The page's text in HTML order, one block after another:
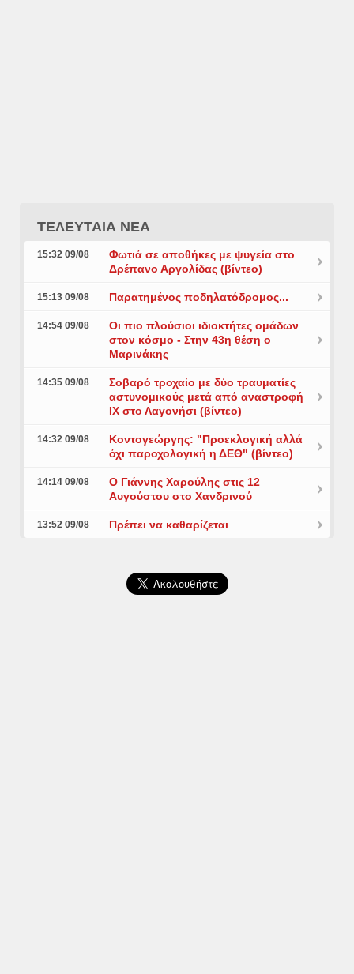
ΤΕΛΕΥΤΑΙΑ ΝΕΑ
15:32 09/08
Φωτιά σε αποθήκες με ψυγεία στο
Δρέπανο Αργολίδας (βίντεο)
15:13 09/08 Παρατημένος ποδηλατόδρομος...
14:54 09/08
Οι πιο πλούσιοι ιδιοκτήτες ομάδων
στον κόσμο - Στην 43η θέση ο
Μαρινάκης
14:35 09/08
Σοβαρό τροχαίο με δύο τραυματίες
αστυνομικούς μετά από αναστροφή
ΙΧ στο Λαγονήσι (βίντεο)
14:32 09/08
Κοντογεώργης: "Προεκλογική αλλά
όχι παροχολογική η ΔΕΘ" (βίντεο)
14:14 09/08
Ο Γιάννης Χαρούλης στις 12
Αυγούστου στο Χανδρινού
13:52 09/08 Πρέπει να καθαρίζεται